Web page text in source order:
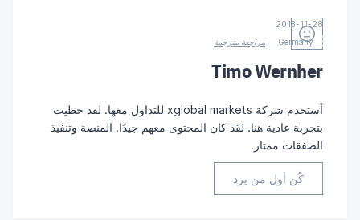
2013-11-28
Germany
مراجعة مترجمة
Timo Wernher
أستخدم شركة xglobal markets للتداول معها. لقد حظيت
بتجربة عادية هنا. لقد كان المحتوى معهم جيدًا. المنصة وتنفيذ
الصفقات ممتاز.
كُن أول من يرد